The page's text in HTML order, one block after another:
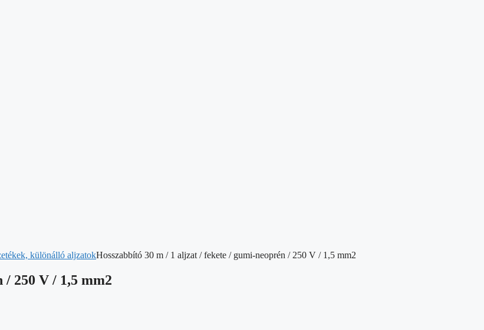
különálló aljzatokHosszabbító 30 m / 1 aljzat / fekete / gumi-neoprén / 250 V / 1,5 mm2
250 V / 1,5 mm2